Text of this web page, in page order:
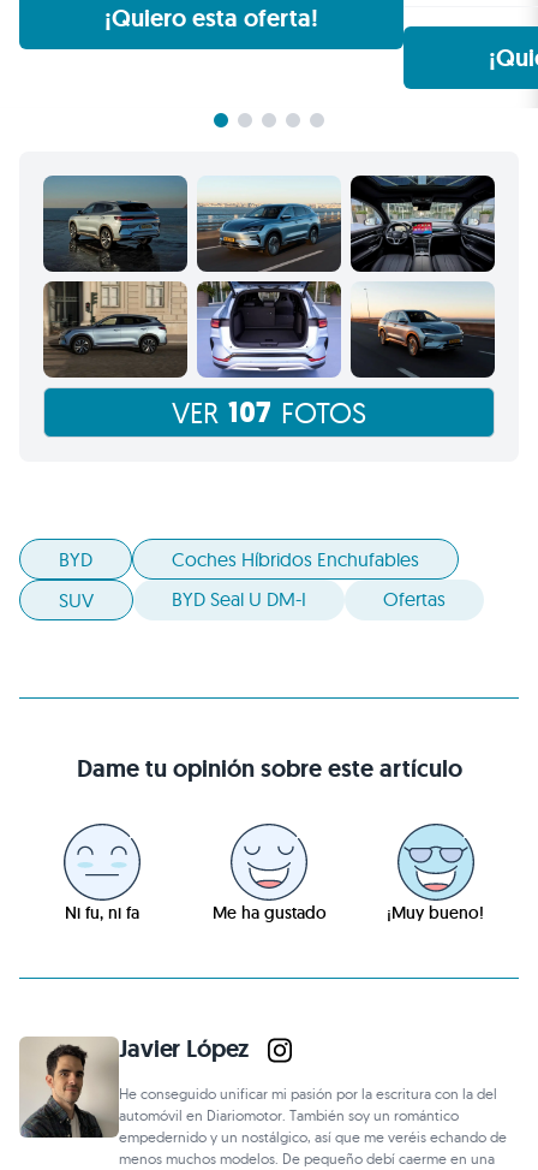
¡Quiero esta oferta!
VER 107 FOTOS
BYD
Coches Híbridos Enchufables
SUV
BYD Seal U DM-I Ofertas
Dame tu opinión sobre este artículo
Ni fu, ni fa Me ha gustado ¡Muy bueno!
Javier López
He conseguido unificar mi pasión por la escritura con la del
automóvil en Diariomotor. También soy un romántico
empedernido y un nostálgico, así que me veréis echando de
menos muchos modelos. De pequeño debí caerme en una